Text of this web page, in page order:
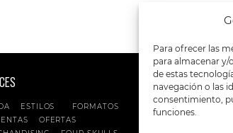
Para ofrecer las
para almacenar
de estas
navegación o las
consentimiento,
funciones.
ESTILOS
FORMATOS
OFERTAS
SIGUENOS EN: